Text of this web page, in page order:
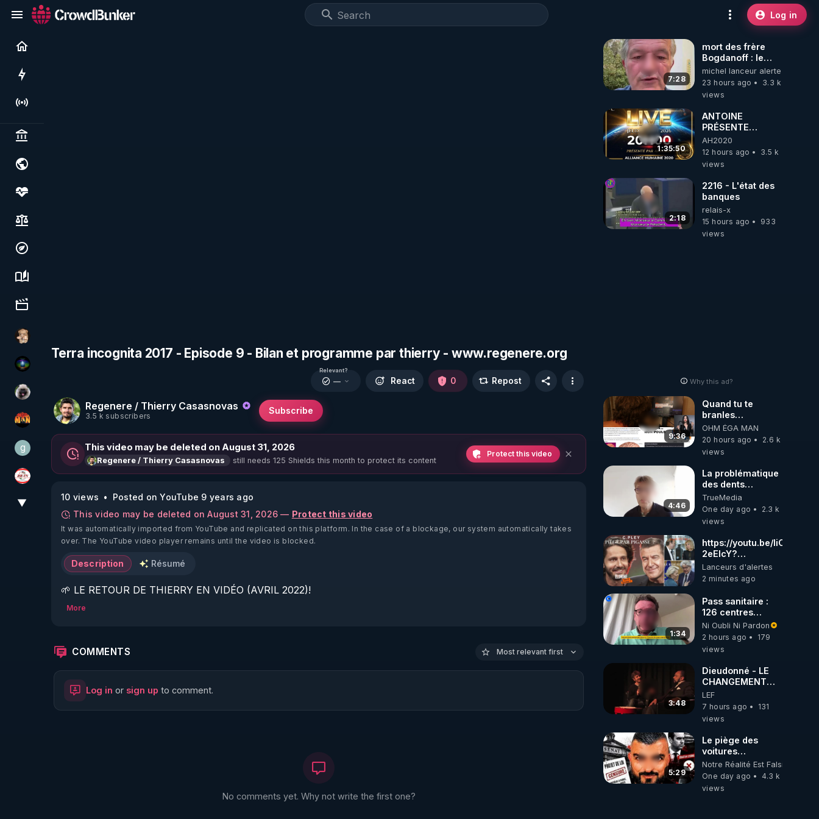
Log in
Live
Politics & institutions
Society, justice & freedoms
Economy, environment & technology
Science, history & spirituality
Culture, media & entertainment
DataCenter
WakeUp
Priscane
OHM ÉGA MAN
ggilo59
JSF - TV
▼
Terra incognita 2017 - Episode 9 - Bilan et programme par thierry - www.regenere.org
Regenere / Thierry Casasnovas
3.5 k subscribers
Subscribe
Relevant?
— React 0 Repost
This video may be deleted on August 31, 2026
Regenere / Thierry Casasnovas still needs 125 Shields this month to protect its content
Protect this video
10 views
Posted on YouTube 9 years ago
This video may be deleted on August 31, 2026 — Protect this video
It was automatically imported from YouTube and replicated on this platform. In the case of a blockage, our system automatically takes
over. The YouTube video player remains until the video is blocked.
Description Résumé
🌱 LE RETOUR DE THIERRY EN VIDÉO (AVRIL 2022)!
🌱 LE MAGAZINE RÉGÉNÈRE
http://rgnr.li/ymag
More
COMMENTS Most relevant first
Log in or sign up to comment.
No comments yet. Why not write the first one?
7:28
mort des frère
Bogdanoff : le
mensonge d état
michel lanceur alerte
23 hours ago
3.3 k
views
1:35:50
ANTOINE
PRÉSENTE
AH2020 LE LIVE
20H ***DU
06/08/2026***
AH2020
12 hours ago
3.5 k
views
2:18
2216 - L'état des
banques
relais-x
15 hours ago
933
views
Why this ad?
9:36
Quand tu te
branles
bonhomme tu
émets des ondes
ils ont juste omis
OHM ÉGA MAN
20 hours ago
2.6 k
views
4:46
La problématique
des dents
dévitalisées et
des implants
TrueMedia
One day ago
2.3 k
views
https://youtu.be/liCD-
2eEIcY?
is=aieLUeh3LCY8_9Bp
Lanceurs d'alertes
2 minutes ago
1:34
Pass sanitaire :
126 centres
commerciaux
concernés par
l'obligation dans
Ni Oubli Ni Pardon
2 hours ago
179
views
3:48
Dieudonné - LE
CHANGEMENT
C'EST
MAINTENANT
LEF
7 hours ago
131
views
5:29
Le piège des
voitures
électriques se
referme sur les
usagers !
Notre Réalité Est Falsifiée Et
One day ago
4.3 k
views